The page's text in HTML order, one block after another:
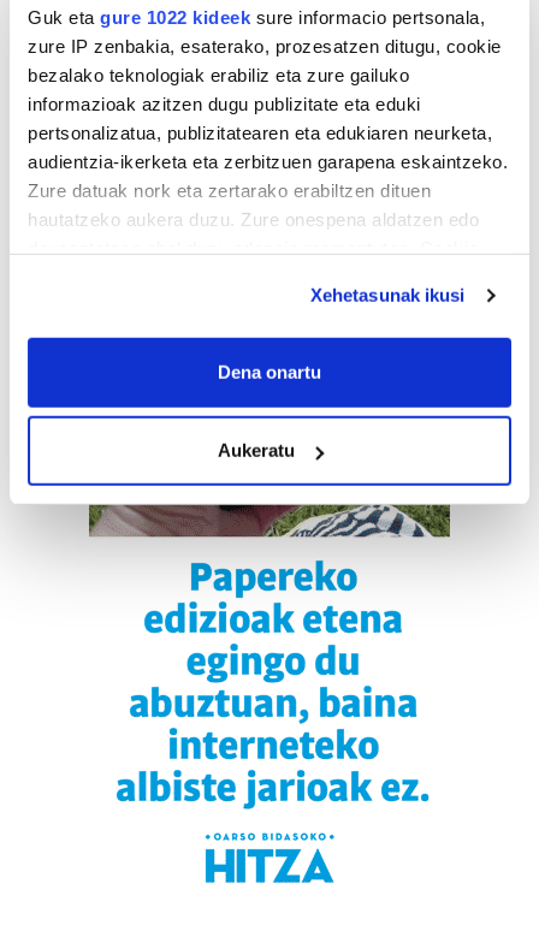
Guk eta gure 1022 kideek sure informacio pertsonala,
zure IP zenbakia, esaterako, prozesatzen ditugu, cookie
bezalako teknologiak erabiliz eta zure gailuko
informazioak azitzen dugu publizitate eta eduki
pertsonalizatua, publizitatearen eta edukiaren neurketa,
audientzia-ikerketa eta zerbitzuen garapena eskaintzeko.
Zure datuak nork eta zertarako erabiltzen dituen
hautatzeko aukera duzu. Zure onespena aldatzen edo
If you allow, we would also like to:
Collect information about your geographical
Identify your device by actively scanning it for
specific characteristics (fingerprinting)
Find out more about how your personal data is processed
and set your preferences in the
Guk eta gure bazkideek zure datu pertsonalak
prozesatzen ditugu, zure IP zenbakia, besteak beste,
teknologia erabiliz, cookieak adibidez, iragarki eta eduki
pertsonalizatuak eskaintzeko, iragarkiak eta edukia
neurtzeko, jendeari buruzko informazioa biltzeko eta
produktuak garatzeko. Zure datuak nork eta zertarako
erabiltzen dituen hauta dezakezu.
Bazkide batzuek ez dizute baimenik eskatzen, eta beren
interes komertzial legitimoetan babesten dira. Ikusi gure
Xehetasunak ikusi
Dena onartu
Aukeratu